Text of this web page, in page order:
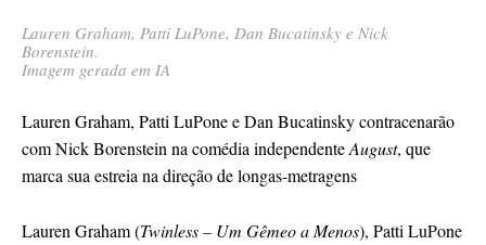
Lauren Graham, Patti LuPone, Dan Bucatinsky e Nick
Borenstein.
Imagem gerada em IA
Lauren Graham, Patti LuPone e Dan Bucatinsky contracenarão
com Nick Borenstein na comédia independenteAugust, que
marca sua estreia na direção de longas-metragens
Lauren Graham (Twinless – Um Gêmeo a Menos), Patti LuPone